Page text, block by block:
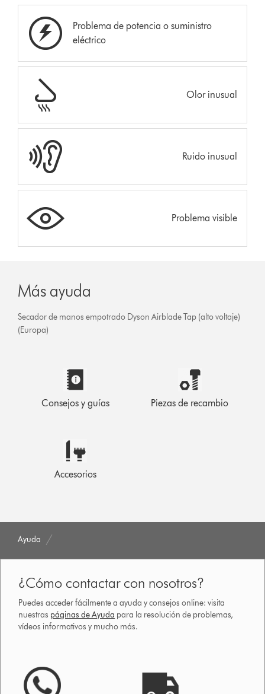
Problema de potencia o suministro
eléctrico
Olor inusual
Ruido inusual
Problema visible
Más ayuda
Secador de manos empotrado Dyson Airblade Tap (alto voltaje)
(Europa)
Consejos y guías Piezas de recambio
Accesorios
Ayuda
¿Cómo contactar con nosotros?
Puedes acceder fácilmente a ayuda y consejos online: visita
nuestras páginas de Ayuda para la resolución de problemas,
vídeos informativos y mucho más.